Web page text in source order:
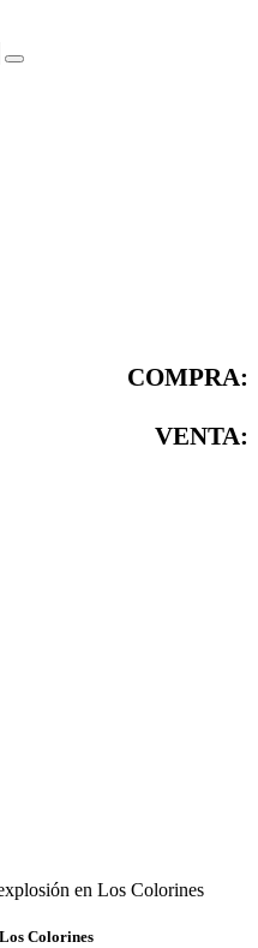
COMPRA:
VENTA:
en Los Colorines
Colorines